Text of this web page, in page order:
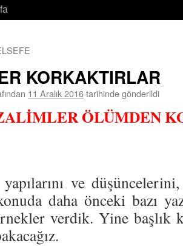
KORKAKTIRLAR
11 Aralık 2016tarihinde gönderildi
ÖLÜMDEN
yapılarını ve
daha önceki bazı
verdik. Yine